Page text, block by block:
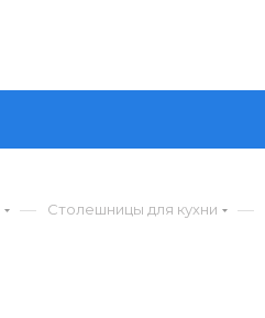
— Столешницы для кухни —